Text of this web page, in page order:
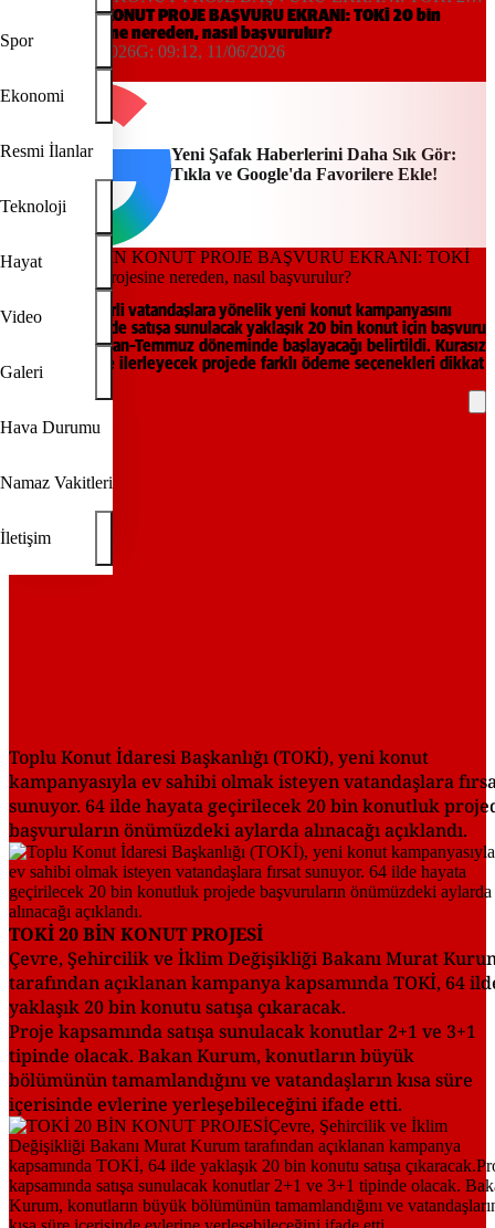
Spor
Ekonomi
Resmi İlanlar
Teknoloji
Hayat
Video
Galeri
Hava Durumu
Namaz Vakitleri
İletişim
bin konut projesine nereden, nasıl başvurulur?
TOKİ 20 BİN KONUT PROJE BAŞVURU EKRANI: TOKİ 20 bin
konut projesine nereden, nasıl başvurulur?
09:12, 11/06/2026G: 09:12, 11/06/2026
Yeni Şafak Haberlerini Daha Sık Gör:
Tıkla ve Google'da Favorilere Ekle!
TOKİ, orta gelirli vatandaşlara yönelik yeni konut kampanyasını
duyurdu. 64 ilde satışa sunulacak yaklaşık 20 bin konut için başvuru
sürecinin Haziran–Temmuz döneminde başlayacağı belirtildi. Kurasız
satış modeliyle ilerleyecek projede farklı ödeme seçenekleri dikkat
çekiyor.
Toplu Konut İdaresi Başkanlığı (TOKİ), yeni konut
kampanyasıyla ev sahibi olmak isteyen vatandaşlara
sunuyor. 64 ilde hayata geçirilecek 20 bin konutluk
başvuruların önümüzdeki aylarda alınacağı açıklandı.
TOKİ 20 BİN KONUT PROJESİ
Çevre, Şehircilik ve İklim Değişikliği Bakanı Murat
tarafından açıklanan kampanya kapsamında TOKİ, 64
yaklaşık 20 bin konutu satışa çıkaracak.
Proje kapsamında satışa sunulacak konutlar 2+1 ve 3+1
tipinde olacak. Bakan Kurum, konutların büyük
bölümünün tamamlandığını ve vatandaşların kısa süre
içerisinde evlerine yerleşebileceğini ifade etti.